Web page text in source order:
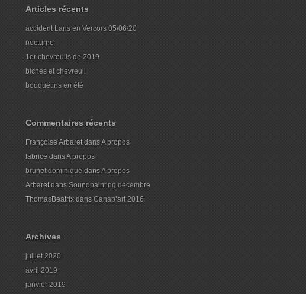
Articles récents
accident Lans en Vercors 05/06/20
nocturne
1er chevreuils de 2019
biches et chevreuil
bouquetins en été
Commentaires récents
Françoise ArbaretdansA propos
fabrice dansA propos
brunet dominique dansA propos
Arbaretdans Soundpainting decembre
ThomasBeatrix dans Canap’art 2016
Archives
juillet 2020
avril 2019
janvier 2019